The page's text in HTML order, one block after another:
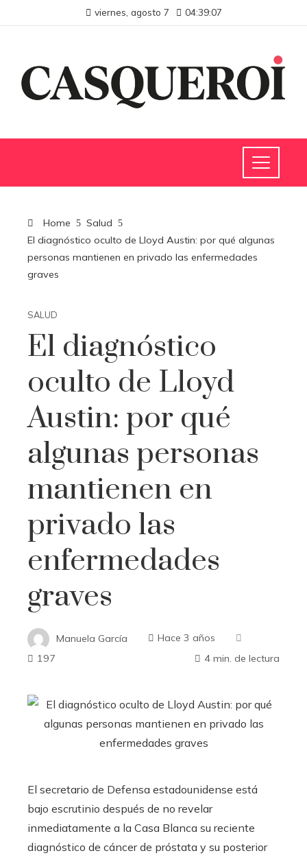
viernes, agosto 7 04:39:08
Home
Salud
El diagnóstico oculto de Lloyd Austin: por qué algunas
personas mantienen en privado las enfermedades
graves
SALUD
El diagnóstico
oculto de Lloyd
Austin: por qué
algunas personas
mantienen en
privado las
enfermedades
graves
Manuela García
Hace 3 años
197
4 min. de lectura
El secretario de Defensa estadounidense está
bajo escrutinio después de no revelar
inmediatamente a la Casa Blanca su reciente
diagnóstico de cáncer de próstata y su posterior